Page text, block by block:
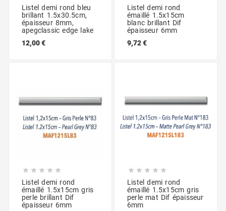
Listel demi rond bleu
brillant 1.5x30.5cm,
épaisseur 8mm,
apegclassic edge lake
12,00 €
Listel demi rond
émaillé 1.5x15cm
blanc brillant Dif
épaisseur 6mm
9,72 €
    
Listel demi rond
émaillé 1.5x15cm gris
perle brillant Dif
épaisseur 6mm
    
Listel demi rond
émaillé 1.5x15cm gris
perle mat Dif épaisseur
6mm